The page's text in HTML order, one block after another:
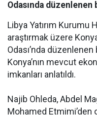
Odasında
Libya Yatırım Kurumu
araştırmak üzere
Odası’nda
Konya’nın mevcut
imkanları anlatıldı.
Najib Ohleda, Abdel
Mohamed Etmimi’den